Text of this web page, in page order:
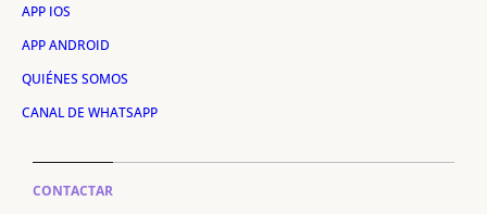
APP IOS
APP ANDROID
QUIÉNES SOMOS
CANAL DE WHATSAPP
CONTACTAR